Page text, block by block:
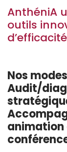
AnthéniA
outils
Nos
Audit/
animation